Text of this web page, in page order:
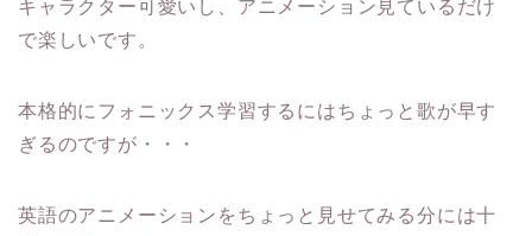
キャラクター可愛いし、アニメーション見ているだけ
で楽しいです。
本格的にフォニックス学習するにはちょっと歌が早す
ぎるのですが・・・
英語のアニメーションをちょっと見せてみる分には十